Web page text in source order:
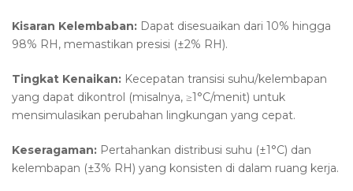
Kisaran Kelembaban: Dapat disesuaikan dari 10% hingga
98% RH, memastikan presisi (±2% RH).
Tingkat Kenaikan: Kecepatan transisi suhu/kelembapan
yang dapat dikontrol (misalnya, ≥1°C/menit) untuk
mensimulasikan perubahan lingkungan yang cepat.
Keseragaman: Pertahankan distribusi suhu (±1°C) dan
kelembapan (±3% RH) yang konsisten di dalam ruang kerja.